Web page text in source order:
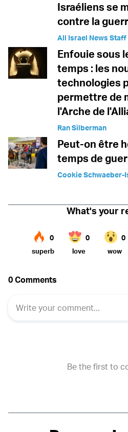
Israéliens se
contre la
All Israel News Staff
Enfouie sous
temps : les
technologies
permettre de
l'Arche de
Ran Silberman
Peut-on être
temps de
Cookie Schwaeber-